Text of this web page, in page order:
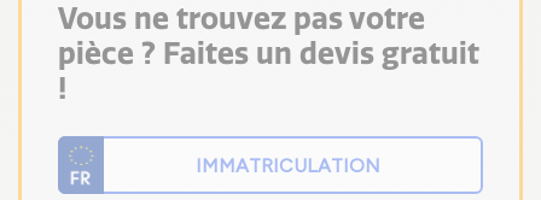
Vous ne trouvez pas votre
pièce ? Faites un devis gratuit
!